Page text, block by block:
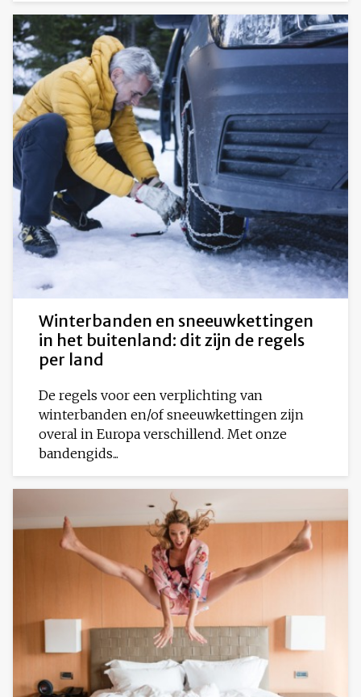
Winterbanden en sneeuwkettingen
in het buitenland: dit zijn de regels
per land
De regels voor een verplichting van
winterbanden en/of sneeuwkettingen zijn
overal in Europa verschillend. Met onze
bandengids...